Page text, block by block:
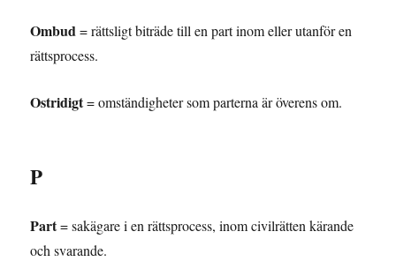
Ombud= rättsligt biträde till en part inom eller utanför en
rättsprocess.
Ostridigt= omständigheter som parterna är överens om.
P
Part= sakägare i en rättsprocess, inom civilrätten kärande
och svarande.